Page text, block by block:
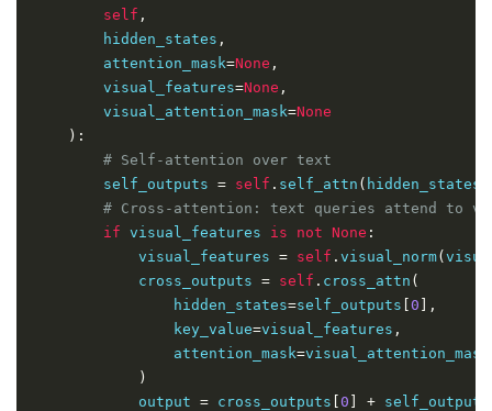
self ,
        hidden_states
,
        attention_mask
=None ,
        visual_features
=None ,
        visual_attention_mask
=None
):
# Self-attention over text
        self_outputs
= self . self_attn ( hidden_states
# Cross-attention: text queries attend to
if visual_features is not None :
            visual_features
= self . visual_norm(
            cross_outputs
= self . cross_attn (
                hidden_states
=self_outputs 0 ],
                key_value
=visual_features ,
                attention_mask
=visual_attention_mask
)
            output
= cross_outputs 0 + self_outputs